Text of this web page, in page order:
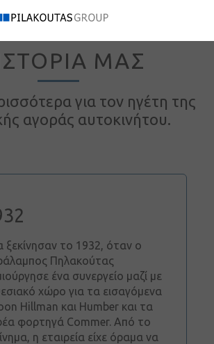
ΜΑΣ
για τον ηγέτη της
αγοράς αυτοκινήτου.
ξεκίνησαν το 1932, όταν ο
Πηλακούτας
ένα συνεργείο μαζί με
χώρο για τα εισαγόμενα
Hillman και Humber και τα
φορτηγά Commer. Από το
η εταιρεία είχε όραμα να